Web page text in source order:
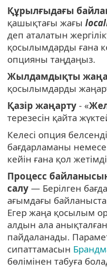
Құрылғыдағы
қашықтағы жағы
деп аталатын
қосылымдарды ғана
опцияны таңдаңыз.
Жылдамдықты
қосылымдарды
Қазір жаңарту - «
терезесін қайта
Келесі опция
бағдарламаны
кейін ғана қол
Процесс
салу — Берілген
ағымдағы
Егер жаңа қосылым
алдын ала
пайдаланады.
сипаттамасын
бөлімінен табуға